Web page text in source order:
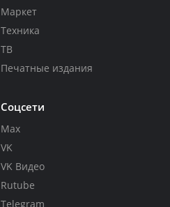
Маркет
Техника
ТВ
Печатные издания
Соцсети
Max
VK
VK Видео
Rutube
Telegram